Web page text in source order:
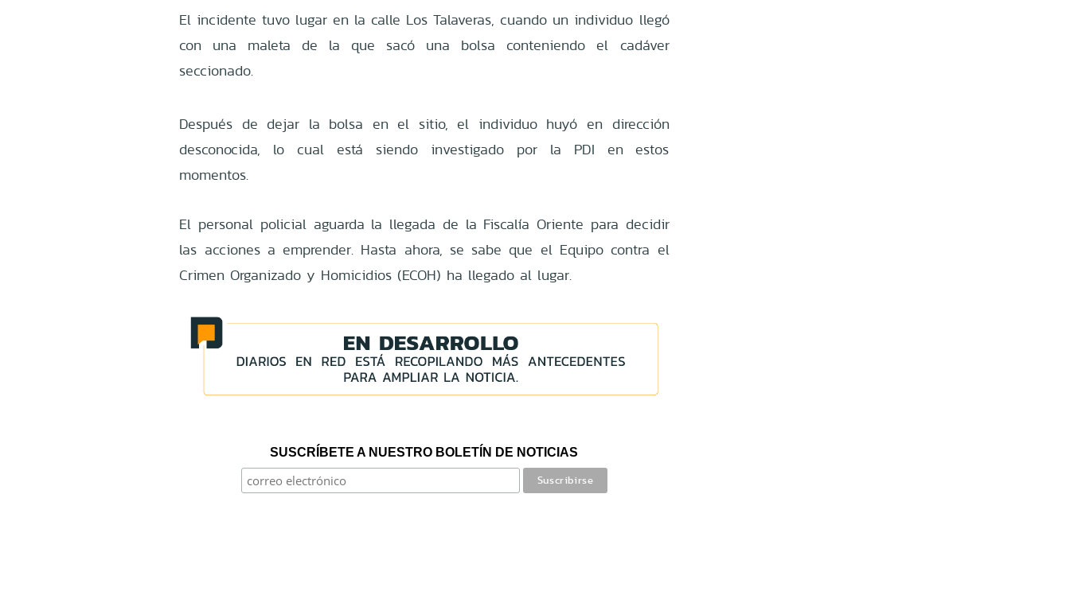
El incidente tuvo lugar en la calle Los Talaveras, cuando un individuo llegó
con una maleta de la que sacó una bolsa conteniendo el cadáver
seccionado.
Después de dejar la bolsa en el sitio, el individuo huyó en dirección
desconocida, lo cual está siendo investigado por la PDI en estos
momentos.
El personal policial aguarda la llegada de la Fiscalía Oriente para decidir
las acciones a emprender. Hasta ahora, se sabe que el Equipo contra el
Crimen Organizado y Homicidios (ECOH) ha llegado al lugar.
SUSCRÍBETE A NUESTRO BOLETÍN DE NOTICIAS